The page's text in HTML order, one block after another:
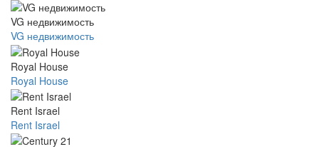
VG недвижимость
VG недвижимость
Royal House
Royal House
Rent Israel
Rent Israel